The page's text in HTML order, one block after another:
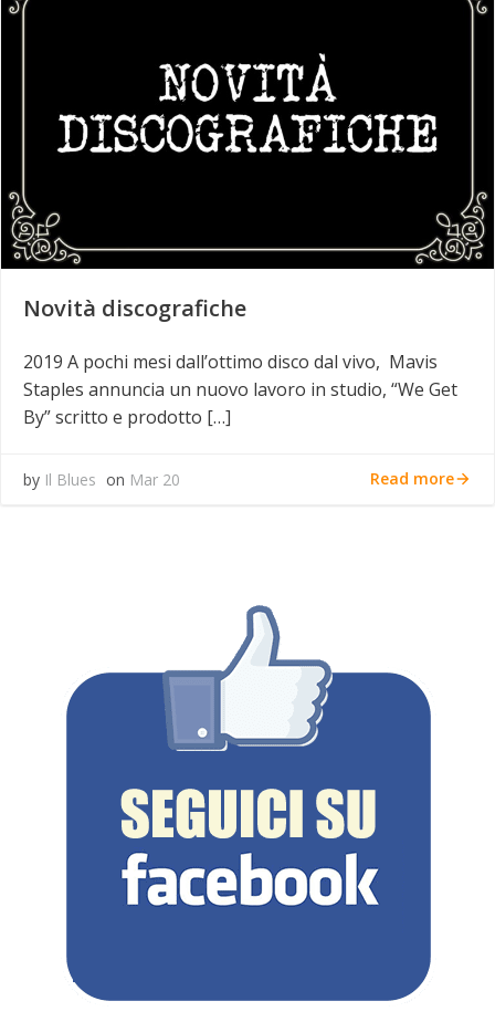
Novità discografiche
2019 A pochi mesi dall’ottimo disco dal vivo, Mavis
Staples annuncia un nuovo lavoro in studio, “We Get
By” scritto e prodotto […]
by Il Blues on Mar 20 Read more